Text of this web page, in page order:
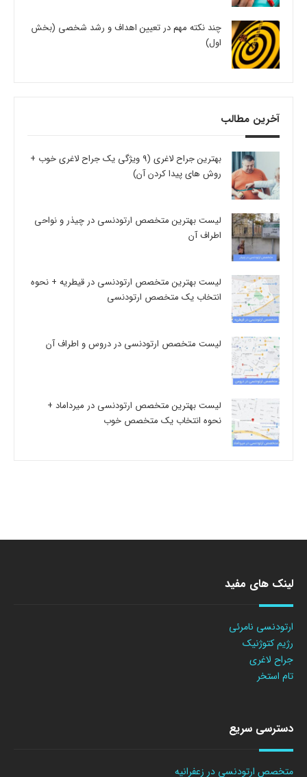
چند نکته مهم در تعیین اهداف و رشد شخصی (بخش
اول)
آخرین مطالب
بهترین جراح لاغری (9 ویژگی یک جراح لاغری خوب +
روش های پیدا کردن آن)
لیست بهترین متخصص ارتودنسی در چیذر و نواحی
اطراف آن
لیست بهترین متخصص ارتودنسی در قیطریه + نحوه
انتخاب یک متخصص ارتودنسی
لیست متخصص ارتودنسی در دروس و اطراف آن
لیست بهترین متخصص ارتودنسی در میرداماد +
نحوه انتخاب یک متخصص خوب
لینک های مفید
ارتودنسی نامرئی
رژیم کتوژنیک
جراح لاغری
تام استخر
دسترسی سریع
متخصص ارتودنسی در زعفرانیه